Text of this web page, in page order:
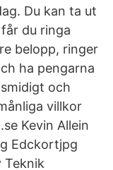
Du kan ta ut
du ringa
belopp, ringer
ha pengarna
och
villkor
Kevin Allein
Edckortjpg
Teknik